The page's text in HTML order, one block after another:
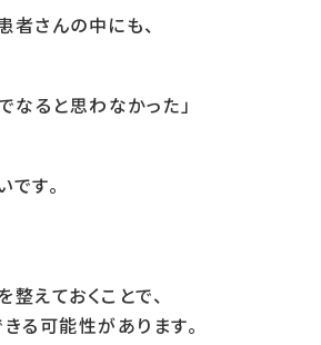
さんの中にも、
なると思わなかった」
す。
えておくことで、
る可能性があります。